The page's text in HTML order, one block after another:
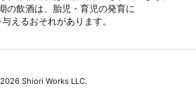
の飲酒は、胎児・育児の発育に
えるおそれがあります。
2026 Shiori Works LLC.